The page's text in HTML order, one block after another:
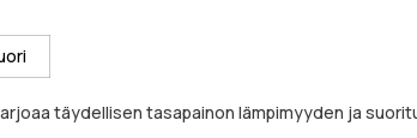
täydellisen tasapainon lämpimyyden ja